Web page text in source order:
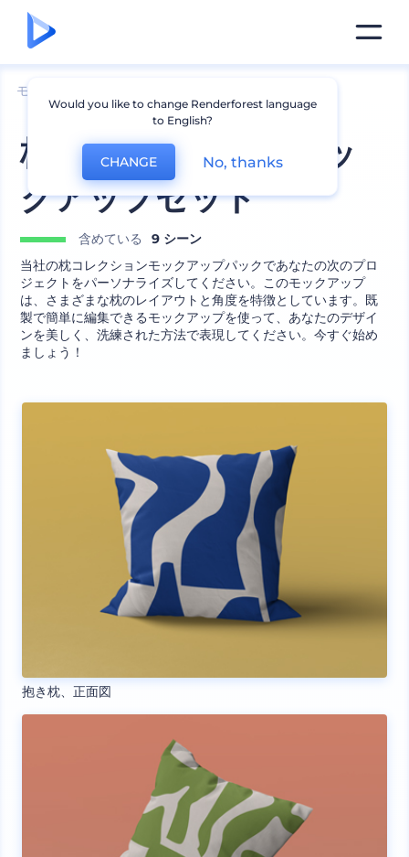
モックアップ
枕コレクションのモッ
クアップセット
含めている
9 シーン
当社の枕コレクションモックアップパックであなたの次のプロ
ジェクトをパーソナライズしてください。このモックアップ
は、さまざまな枕のレイアウトと角度を特徴としています。既
製で簡単に編集できるモックアップを使って、あなたのデザイ
ンを美しく、洗練された方法で表現してください。今すぐ始め
ましょう！
抱き枕、正面図
Would you like to change Renderforest language
to English?
CHANGE No, thanks